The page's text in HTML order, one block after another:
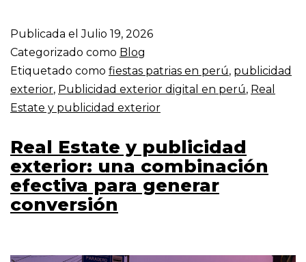
Publicada elJulio 19, 2026
Categorizado como Blog
Etiquetado como fiestas patrias en perú, publicidad
exterior, Publicidad exterior digital en perú, Real
Estate y publicidad exterior
Real Estate y publicidad
exterior: una combinación
efectiva para generar
conversión